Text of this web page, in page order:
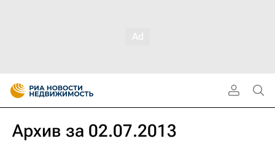
Архив за 02.07.2013